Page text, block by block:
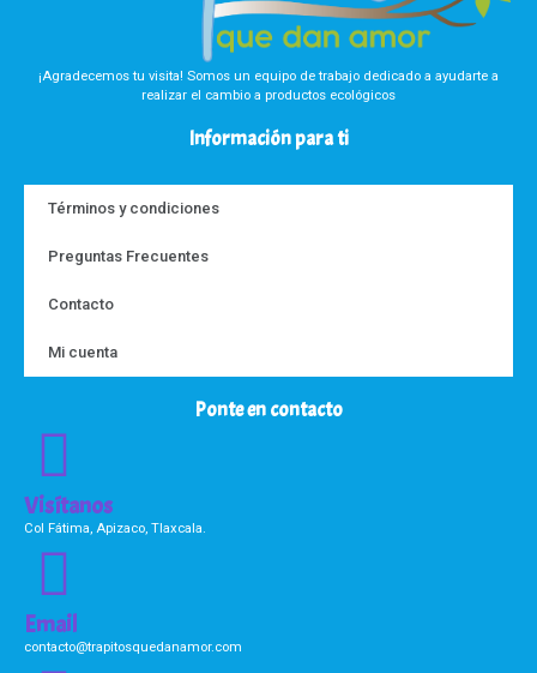
¡Agradecemos tu visita! Somos un equipo de trabajo dedicado a ayudarte a
realizar el cambio a productos ecológicos
Información para ti
Términos y condiciones
Preguntas Frecuentes
Contacto
Mi cuenta
Ponte en contacto
Visítanos
Col Fátima, Apizaco, Tlaxcala.
Email
contacto@trapitosquedanamor.com